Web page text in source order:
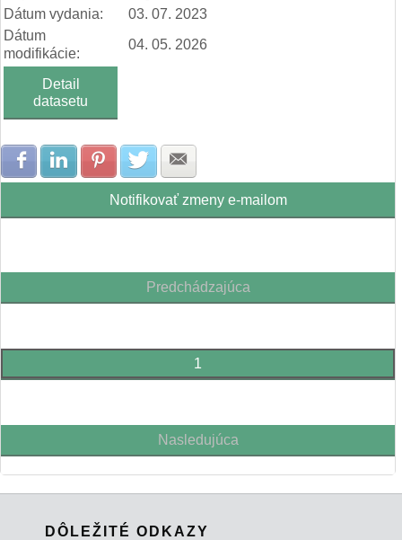
Dátum vydania:
03. 07. 2023
Dátum
modifikácie:
04. 05. 2026
Detail
datasetu
Zdielať na Facebook
Zdielať na LinkedIn
Zdielať na Pinterest
Zdielať na Twitter
Notifikovať zmeny e-mailom
Predchádzajúca
1
Nasledujúca
DÔLEŽITÉ ODKAZY